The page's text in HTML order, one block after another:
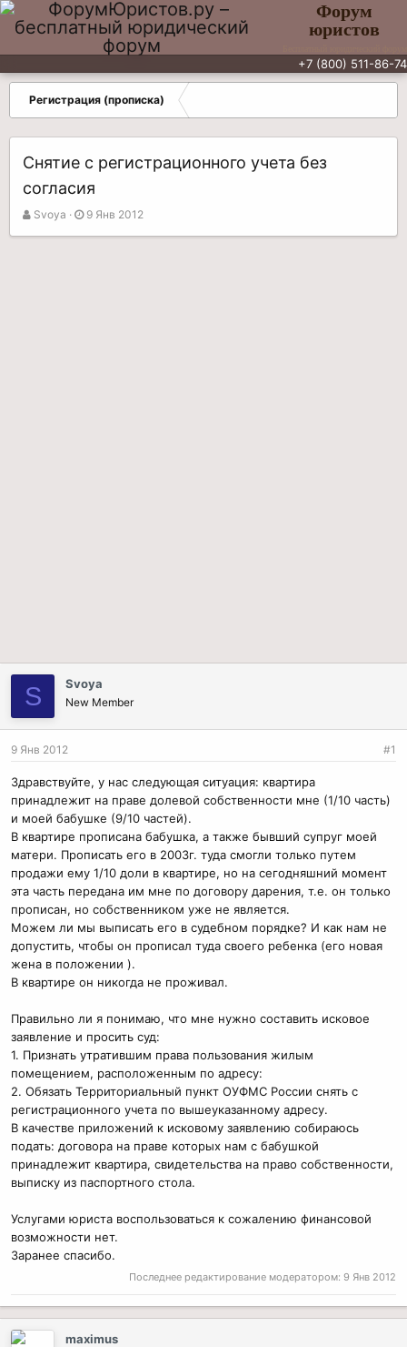
Форум
юристов
+7 (800) 511-86-74
Регистрация (прописка)
Снятие с регистрационного учета без
согласия
А
Svoya
Д
9 Янв 2012
S Svoya
New Member
9 Янв 2012 #1
Здравствуйте, у нас следующая ситуация: квартира
принадлежит на праве долевой собственности мне (1/10 часть)
и моей бабушке (9/10 частей).
В квартире прописана бабушка, а также бывший супруг моей
матери. Прописать его в 2003г. туда смогли только путем
продажи ему 1/10 доли в квартире, но на сегодняшний момент
эта часть передана им мне по договору дарения, т.е. он только
прописан, но собственником уже не является.
Можем ли мы выписать его в судебном порядке? И как нам не
допустить, чтобы он прописал туда своего ребенка (его новая
жена в положении ).
В квартире он никогда не проживал.
Правильно ли я понимаю, что мне нужно составить исковое
заявление и просить суд:
1. Признать утратившим права пользования жилым
помещением, расположенным по адресу:
2. Обязать Территориальный пункт ОУФМС России снять с
регистрационного учета по вышеуказанному адресу.
В качестве приложений к исковому заявлению собираюсь
подать: договора на праве которых нам с бабушкой
принадлежит квартира, свидетельства на право собственности,
выписку из паспортного стола.
Услугами юриста воспользоваться к сожалению финансовой
возможности нет.
Заранее спасибо.
Последнее редактирование модератором: 9 Янв 2012
maximus